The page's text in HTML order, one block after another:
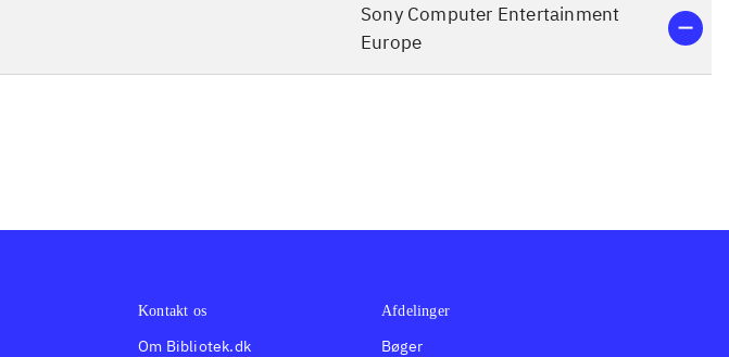
Sony Computer Entertainment
Europe
Kontakt os
Om Bibliotek.dk
Afdelinger
Bøger